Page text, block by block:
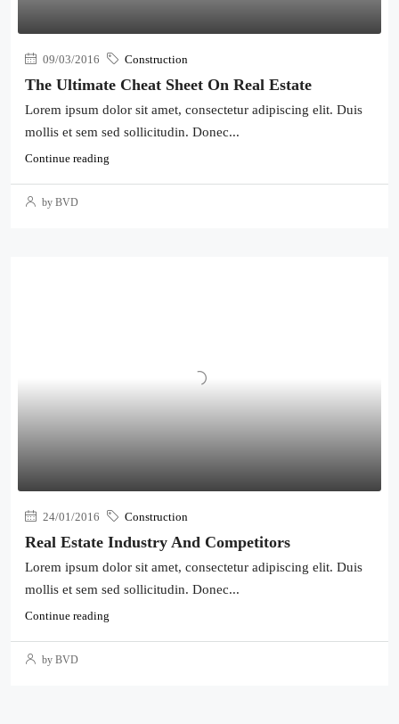
09/03/2016 Construction
The Ultimate Cheat Sheet On Real Estate
Lorem ipsum dolor sit amet, consectetur adipiscing elit. Duis
mollis et sem sed sollicitudin. Donec...
Continue reading
by BVD
24/01/2016 Construction
Real Estate Industry And Competitors
Lorem ipsum dolor sit amet, consectetur adipiscing elit. Duis
mollis et sem sed sollicitudin. Donec...
Continue reading
by BVD